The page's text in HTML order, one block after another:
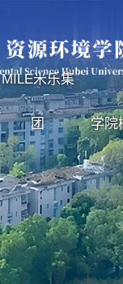
MILE米乐集
团 学院